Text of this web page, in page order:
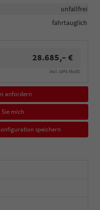
unfallfrei
fahrtauglich
28.685,– €
incl. 19% MwSt.
anfordern
mich
speichern